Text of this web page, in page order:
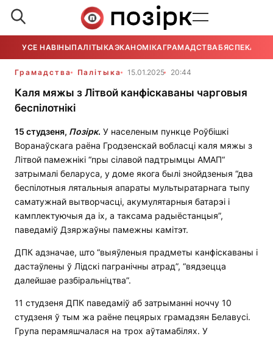
УСЕ НАВІНЫПАЛІТЫКАЭКАНОМІКАГРАМАДСТВАБЯСПЕКА
Грамадства Палітыка 15.01.2025 20:44
Каля мяжы з Літвой канфіскаваны чарговыя
беспілотнікі
15 студзеня, Позірк. У населеным пункце Роўбішкі
Воранаўскага раёна Гродзенскай вобласці каля мяжы з
Літвой памежнікі “пры сілавой падтрымцы АМАП“
затрымалі беларуса, у доме якога былі знойдзеныя “два
беспілотныя лятальныя апараты мультыратарнага тыпу
саматужнай вытворчасці, акумулятарныя батарэі і
камплектуючыя да іх, а таксама радыёстанцыя”,
паведаміў Дзяржаўны памежны камітэт.
ДПК адзначае, што “выяўленыя прадметы канфіскаваны і
дастаўлены ў Лідскі пагранічны атрад”, “вядзецца
далейшае разбіральніцтва”.
11 студзеня ДПК паведаміў аб затрыманні ноччу 10
студзеня ў тым жа раёне пецярых грамадзян Белавусі.
Група перамяшчалася на трох аўтамабілях. У